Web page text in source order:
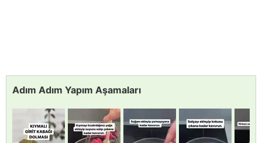
Adım Adım Yapım Aşamaları